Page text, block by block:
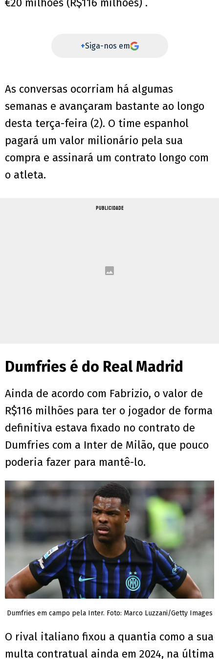
€20 milhões (R$116 milhões) .
+Siga-nos em
As conversas ocorriam há algumas
semanas e avançaram bastante ao longo
desta terça-feira (2). O time espanhol
pagará um valor milionário pela sua
compra e assinará um contrato longo com
o atleta.
PUBLICIDADE
Dumfries é do Real Madrid
Ainda de acordo com Fabrizio, o valor de
R$116 milhões para ter o jogador de forma
definitiva estava fixado no contrato de
Dumfries com a Inter de Milão, que pouco
poderia fazer para mantê-lo.
Dumfries em campo pela Inter. Foto: Marco Luzzani/Getty Images
O rival italiano fixou a quantia como a sua
multa contratual ainda em 2024, na última